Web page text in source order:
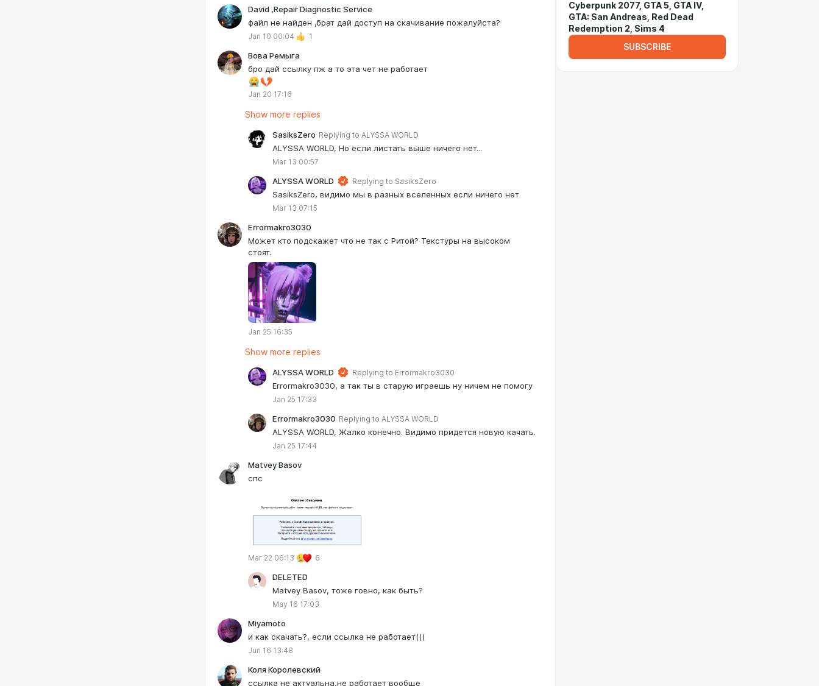
David ,Repair Diagnostic Service
файл не найден ,брат дай доступ на скачивание пожалуйста?
Jan 10 00:04 1
Вова Ремыга
бро дай ссылку пж а то эта чет не работает
Jan 20 17:16
Show more replies
SasiksZero Replying to ALYSSA WORLD
ALYSSA WORLD, Но если листать выше ничего нет...
Mar 13 00:57
ALYSSA WORLD Replying to SasiksZero
SasiksZero, видимо мы в разных вселенных если ничего нет
Mar 13 07:15
Errormakro3030
Может кто подскажет что не так с Ритой? Текстуры на высоком
стоят.
Jan 25 16:35
Show more replies
ALYSSA WORLD Replying to Errormakro3030
Errormakro3030, а так ты в старую играешь ну ничем не помогу
Jan 25 17:33
Errormakro3030 Replying to ALYSSA WORLD
ALYSSA WORLD, Жалко конечно. Видимо придется новую качать.
Jan 25 17:44
Matvey Basov
спс
Mar 22 06:13 6
DELETED
Matvey Basov, тоже говно, как быть?
May 16 17:03
Miyamoto
и как скачать?, если ссылка не работает(((
Jun 16 13:48
Коля Королевский
ссылка не актуальна,не работает вообще
Cyberpunk 2077, GTA 5, GTA IV,
GTA: San Andreas, Red Dead
Redemption 2, Sims 4
SUBSCRIBE